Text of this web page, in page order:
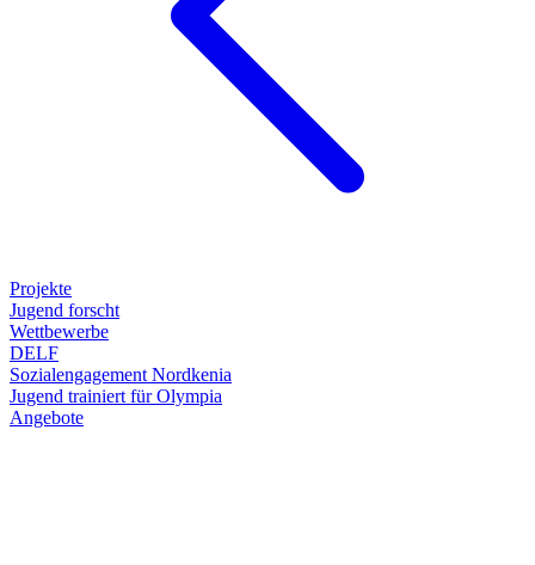
Projekte
Jugend forscht
Wettbewerbe
DELF
Sozialengagement Nordkenia
Jugend trainiert für Olympia
Angebote